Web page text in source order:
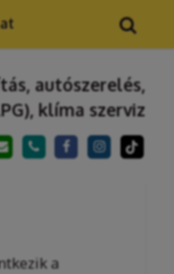
autószerelés,
klíma szerviz
a